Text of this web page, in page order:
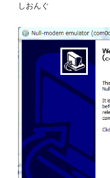
しおんぐ